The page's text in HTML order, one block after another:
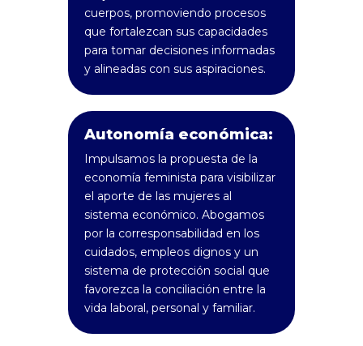
cuerpos, promoviendo procesos
que fortalezcan sus capacidades
para tomar decisiones informadas
y alineadas con sus aspiraciones.
Autonomía económica:
Impulsamos la propuesta de la
economía feminista para visibilizar
el aporte de las mujeres al
sistema económico. Abogamos
por la corresponsabilidad en los
cuidados, empleos dignos y un
sistema de protección social que
favorezca la conciliación entre la
vida laboral, personal y familiar.